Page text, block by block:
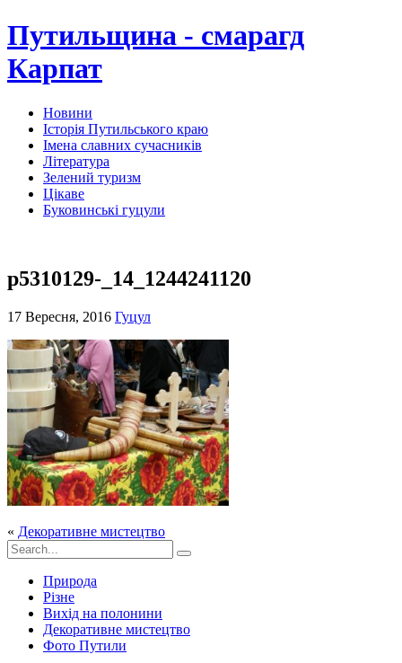
Путильщина - смарагд
Карпат
Новини
Історія Путильського краю
Імена славних сучасників
Література
Зелений туризм
Цікаве
Буковинські гуцули
p5310129-_14_1244241120
17 Вересня, 2016 Гуцул
« Декоративне мистецтво
Природа
Різне
Вихід на полонини
Декоративне мистецтво
Фото Путили